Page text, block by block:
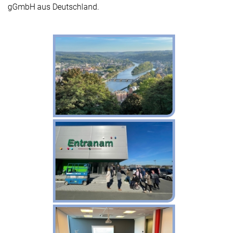
gGmbH aus Deutschland.